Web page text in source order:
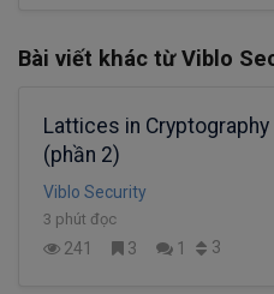
Bài viết khác từ Viblo
Lattices in
(phần 2)
Viblo Security
3 phút đọc
241 3 1 3